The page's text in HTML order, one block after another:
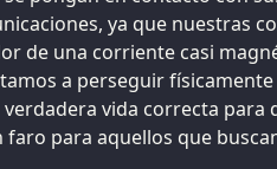
ya que nuestras
de una corriente casi
a perseguir
vida correcta para
faro para aquellos que